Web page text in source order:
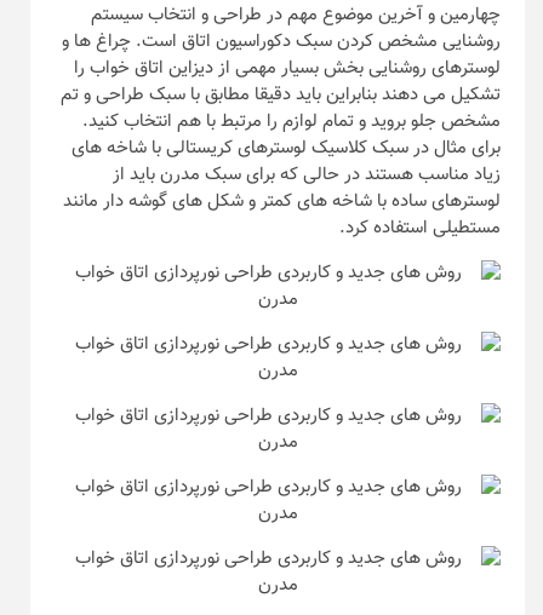
چهارمین و آخرین موضوع مهم در طراحی و انتخاب سیستم
روشنایی مشخص کردن سبک دکوراسیون اتاق است. چراغ ها و
لوسترهای روشنایی بخش بسیار مهمی از دیزاین اتاق خواب را
تشکیل می دهند بنابراین باید دقیقا مطابق با سبک طراحی و تم
مشخص جلو بروید و تمام لوازم را مرتبط با هم انتخاب کنید.
برای مثال در سبک کلاسیک لوسترهای کریستالی با شاخه های
زیاد مناسب هستند در حالی که برای سبک مدرن باید از
لوسترهای ساده با شاخه های کمتر و شکل های گوشه دار مانند
مستطیلی استفاده کرد.